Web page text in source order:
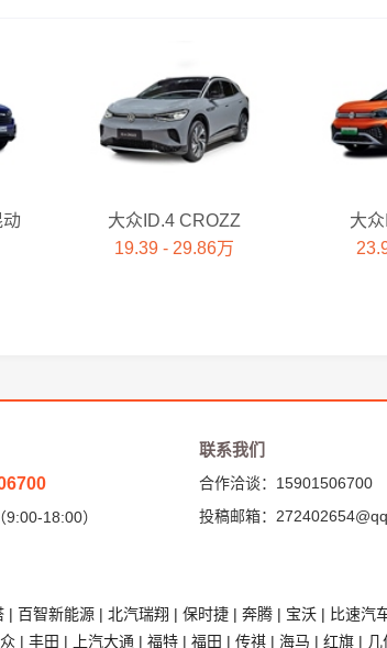
大众ID.4 CROZZ
19.39 - 29.86万
大
18:00）
联系我们
合作洽谈：15901506700
投稿邮箱：
| 百智新能源 | 北汽瑞翔 | 保时捷 | 奔腾 | 宝沃 | 比速汽
| 丰田 | 上汽大通 | 福特 | 福田 | 传祺 | 海马 | 红旗 |